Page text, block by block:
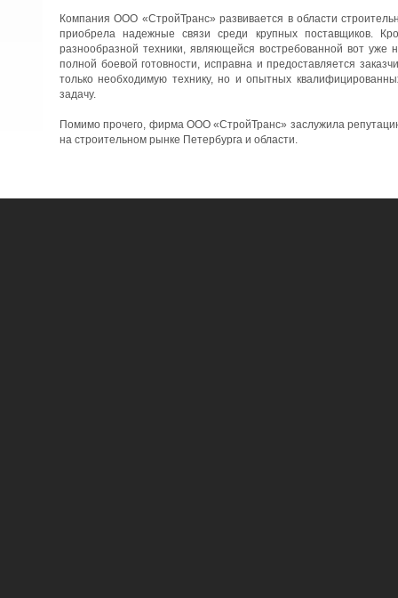
Компания ООО «СтройТранс» развивается в области
приобрела надежные связи среди крупных поставщиков.
разнообразной техники, являющейся востребованной вот уже
полной боевой готовности, исправна и предоставляется
только необходимую технику, но и опытных
задачу.
Помимо прочего, фирма ООО «СтройТранс» заслужила
на строительном рынке Петербурга и области.